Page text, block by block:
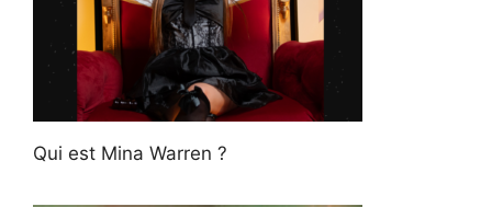
Qui est Mina Warren ?